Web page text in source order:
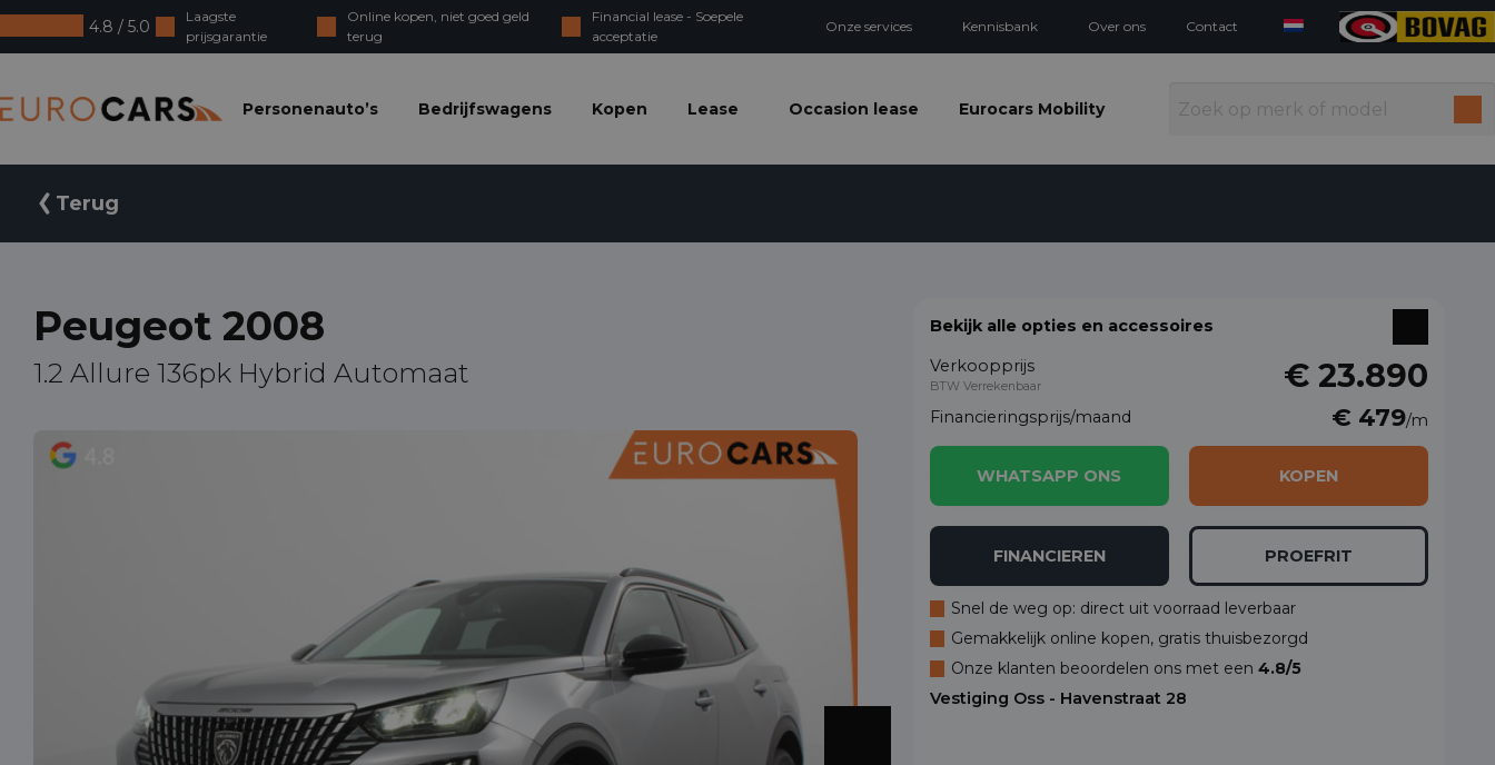
4.8 / 5.0
Laagste
prijsgarantie
Online kopen, niet goed geld
terug
Financial lease - Soepele
acceptatie
Onze services Kennisbank Over ons Contact
Personenauto’s
Bedrijfswagens Kopen Lease Occasion lease Eurocars Mobility
Terug
Peugeot 2008
1.2 Allure 136pk Hybrid Automaat
Bekijk alle opties en accessoires
Verkoopprijs
BTW Verrekenbaar € 23.890
Financieringsprijs/maand € 479/m
WHATSAPP ONS KOPEN
FINANCIEREN PROEFRIT
Snel de weg op: direct uit voorraad leverbaar
Gemakkelijk online kopen, gratis thuisbezorgd
Onze klanten beoordelen ons met een 4.8/5
Vestiging Oss - Havenstraat 28